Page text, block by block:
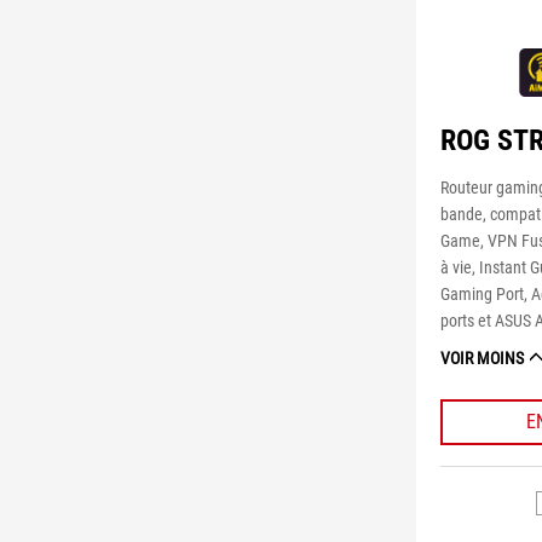
ROG
Routeur
bande,
Game, VPN
à vie, Instant
Gaming Port,
ports et ASUS
VOIR MOINS